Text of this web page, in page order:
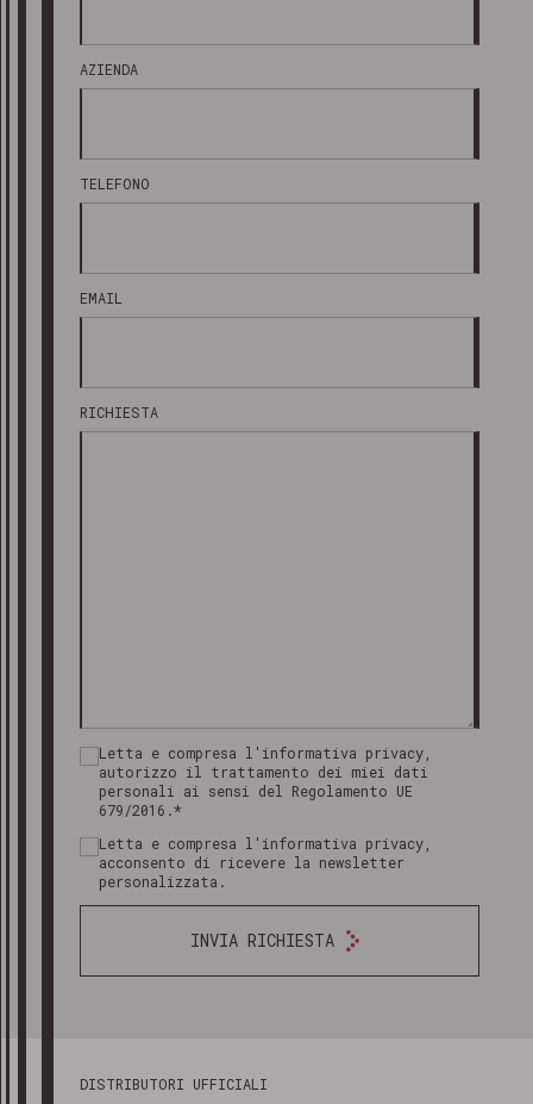
AZIENDA
TELEFONO
EMAIL
RICHIESTA
Letta e compresa l'informativa privacy,
autorizzo il trattamento dei miei dati
personali ai sensi del Regolamento UE
679/2016.*
Letta e compresa l'informativa privacy,
acconsento di ricevere la newsletter
personalizzata.
INVIA RICHIESTA
DISTRIBUTORI UFFICIALI